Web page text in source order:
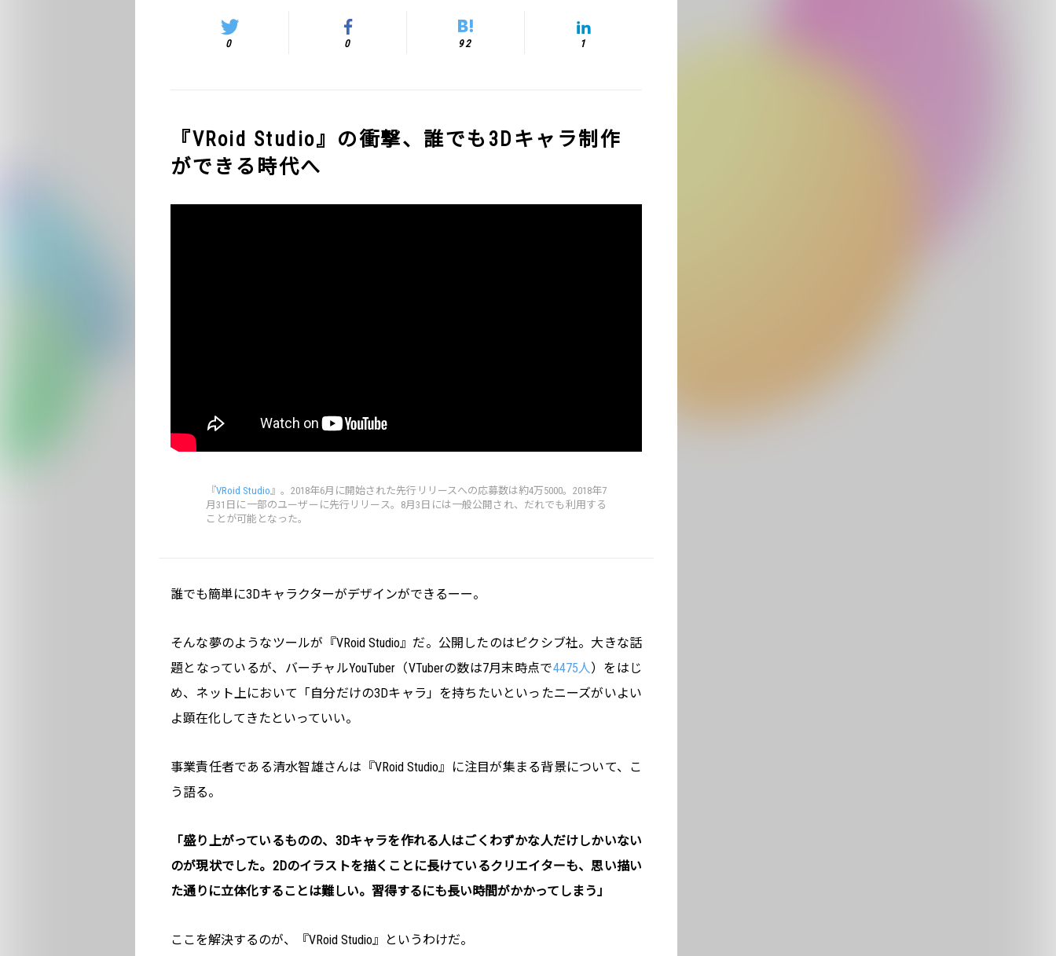
0 0 92 1
『VRoid Studio』の衝撃、誰でも3Dキャラ制作
ができる時代へ
『VRoid Studio』。2018年6月に開始された先行リリースへの応募数は約4万5000。2018年7
月31日に一部のユーザーに先行リリース。8月3日には一般公開され、だれでも利用する
ことが可能となった。
誰でも簡単に3Dキャラクターがデザインができるーー。
そんな夢のようなツールが『VRoid Studio』だ。公開したのはピクシブ社。大きな話
題となっているが、バーチャルYouTuber（VTuberの数は7月末時点で4475人）をはじ
め、ネット上において「自分だけの3Dキャラ」を持ちたいといったニーズがいよい
よ顕在化してきたといっていい。
事業責任者である清水智雄さんは『VRoid Studio』に注目が集まる背景について、こ
う語る。
「盛り上がっているものの、3Dキャラを作れる人はごくわずかな人だけしかいない
のが現状でした。2Dのイラストを描くことに長けているクリエイターも、思い描い
た通りに立体化することは難しい。習得するにも長い時間がかかってしまう」
ここを解決するのが、『VRoid Studio』というわけだ。